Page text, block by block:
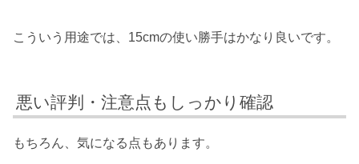
こういう用途では、15cmの使い勝手はかなり良いです。
悪い評判・注意点もしっかり確認
もちろん、気になる点もあります。